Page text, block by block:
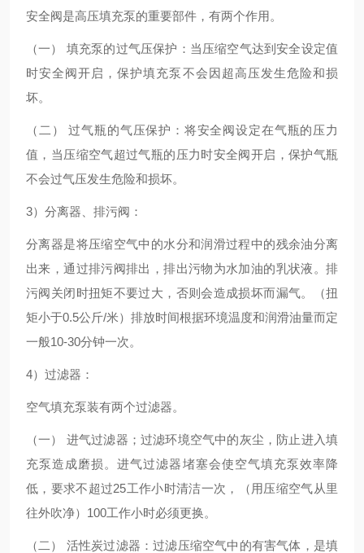
安全阀是高压填充泵的重要部件，有两个作用。
（一） 填充泵的过气压保护：当压缩空气达到安全设定值
时安全阀开启，保护填充泵不会因超高压发生危险和损
坏。
（二） 过气瓶的气压保护：将安全阀设定在气瓶的压力
值，当压缩空气超过气瓶的压力时安全阀开启，保护气瓶
不会过气压发生危险和损坏。
3）分离器、排污阀：
分离器是将压缩空气中的水分和润滑过程中的残余油分离
出来，通过排污阀排出，排出污物为水加油的乳状液。排
污阀关闭时扭矩不要过大，否则会造成损坏而漏气。（扭
矩小于0.5公斤/米）排放时间根据环境温度和润滑油量而定
一般10-30分钟一次。
4）过滤器：
空气填充泵装有两个过滤器。
（一） 进气过滤器；过滤环境空气中的灰尘，防止进入填
充泵造成磨损。进气过滤器堵塞会使空气填充泵效率降
低，要求不超过25工作小时清洁一次，（用压缩空气从里
往外吹净）100工作小时必须更换。
（二） 活性炭过滤器：过滤压缩空气中的有害气体，是填